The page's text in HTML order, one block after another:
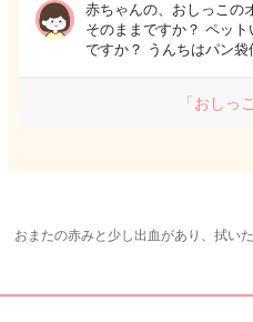
赤ちゃんの、おしっこの
そのままですか？ ペッ
ですか？ うんちはパン
「おしっ
おまたの赤みと少し出血があり、拭い